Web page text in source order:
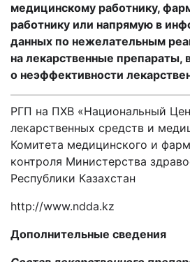
медицинскому работнику,
работнику или напрямую в
данных по нежелательным
на лекарственные препараты,
о неэффективности
РГП на ПХВ «Национальный
лекарственных средств и
Комитета медицинского и
контроля Министерства
Республики Казахстан
http://www.ndda.kz
Дополнительные сведения